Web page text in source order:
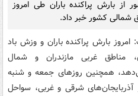
بارش پراکنده باران طی امروز
شمالی کشور خبر داد.
بارش پراکنده باران و وزش باد
مناطق غربی مازندران و شمال
همچنین روزهای جمعه و شنبه
آذربایجان‌های شرقی و غربی، سواحل